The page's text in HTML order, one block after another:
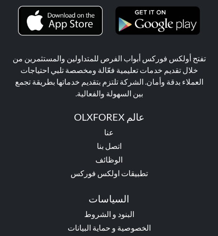
تفتح أولكس فوركس أبواب الفرص للمتداولين والمستثمرين من
خلال تقديم خدمات تعليمية فعّالة ومخصصة تلبي احتياجات
العملاء بدقة وأمان. الشركة تلتزم بتقديم خدماتها بطريقة تجمع
بين السهولة والفعالية.
عالم OLXFOREX
عنا
اتصل بنا
الوظائف
تطبيقات اولكس فوركس
السياسات
البنود و الشروط
الخصوصية و حماية البيانات